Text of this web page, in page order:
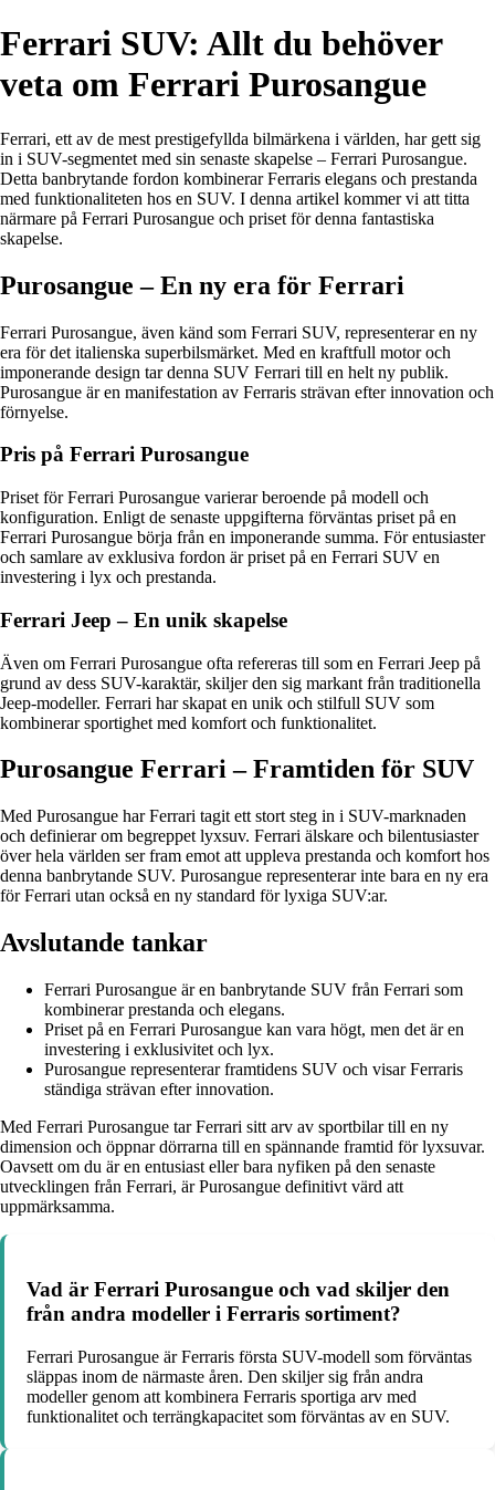
Ferrari SUV: Allt du behöver
veta om Ferrari Purosangue
Ferrari, ett av de mest prestigefyllda bilmärkena i världen, har gett sig
in i SUV-segmentet med sin senaste skapelse – Ferrari Purosangue.
Detta banbrytande fordon kombinerar Ferraris elegans och prestanda
med funktionaliteten hos en SUV. I denna artikel kommer vi att titta
närmare på Ferrari Purosangue och priset för denna fantastiska
skapelse.
Purosangue – En ny era för Ferrari
Ferrari Purosangue, även känd som Ferrari SUV, representerar en ny
era för det italienska superbilsmärket. Med en kraftfull motor och
imponerande design tar denna SUV Ferrari till en helt ny publik.
Purosangue är en manifestation av Ferraris strävan efter innovation och
förnyelse.
Pris på Ferrari Purosangue
Priset för Ferrari Purosangue varierar beroende på modell och
konfiguration. Enligt de senaste uppgifterna förväntas priset på en
Ferrari Purosangue börja från en imponerande summa. För entusiaster
och samlare av exklusiva fordon är priset på en Ferrari SUV en
investering i lyx och prestanda.
Ferrari Jeep – En unik skapelse
Även om Ferrari Purosangue ofta refereras till som en Ferrari Jeep på
grund av dess SUV-karaktär, skiljer den sig markant från traditionella
Jeep-modeller. Ferrari har skapat en unik och stilfull SUV som
kombinerar sportighet med komfort och funktionalitet.
Purosangue Ferrari – Framtiden för SUV
Med Purosangue har Ferrari tagit ett stort steg in i SUV-marknaden
och definierar om begreppet lyxsuv. Ferrari älskare och bilentusiaster
över hela världen ser fram emot att uppleva prestanda och komfort hos
denna banbrytande SUV. Purosangue representerar inte bara en ny era
för Ferrari utan också en ny standard för lyxiga SUV:ar.
Avslutande tankar
Ferrari Purosangue är en banbrytande SUV från Ferrari som
kombinerar prestanda och elegans.
Priset på en Ferrari Purosangue kan vara högt, men det är en
investering i exklusivitet och lyx.
Purosangue representerar framtidens SUV och visar Ferraris
ständiga strävan efter innovation.
Med Ferrari Purosangue tar Ferrari sitt arv av sportbilar till en ny
dimension och öppnar dörrarna till en spännande framtid för lyxsuvar.
Oavsett om du är en entusiast eller bara nyfiken på den senaste
utvecklingen från Ferrari, är Purosangue definitivt värd att
uppmärksamma.
Vad är Ferrari Purosangue och vad skiljer den
från andra modeller i Ferraris sortiment?
Ferrari Purosangue är Ferraris första SUV-modell som förväntas
släppas inom de närmaste åren. Den skiljer sig från andra
modeller genom att kombinera Ferraris sportiga arv med
funktionalitet och terrängkapacitet som förväntas av en SUV.